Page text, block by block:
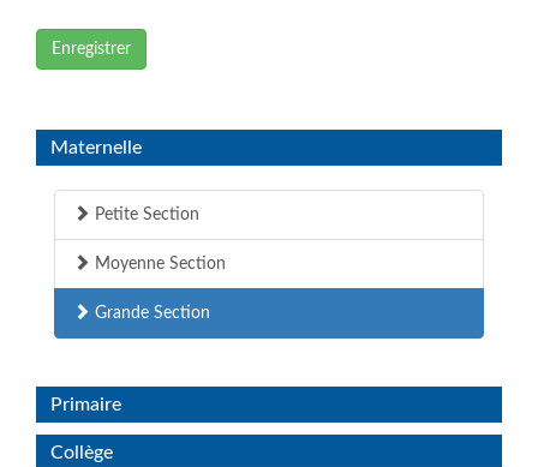
Enregistrer
Maternelle
Petite Section
Moyenne Section
Grande Section
Primaire
Collège